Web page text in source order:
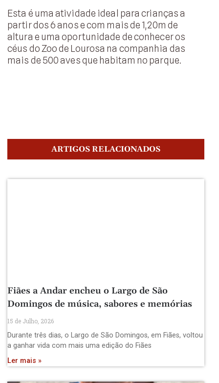
Esta é uma atividade ideal para crianças a
partir dos 6 anos e com mais de 1,20m de
altura e uma oportunidade de conhecer os
céus do Zoo de Lourosa na companhia das
mais de 500 aves que habitam no parque.
ARTIGOS RELACIONADOS
Fiães a Andar encheu o Largo de São
Domingos de música, sabores e memórias
15 de Julho, 2026
Durante três dias, o Largo de São Domingos, em Fiães, voltou
a ganhar vida com mais uma edição do Fiães
Ler mais »